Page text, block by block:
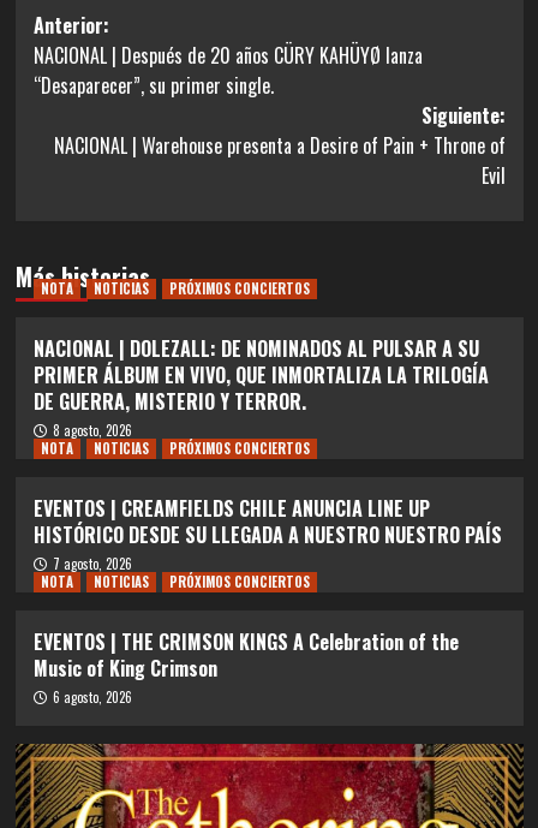
Navegación
de
entradas
Anterior:
NACIONAL | Después de 20 años CÜRY KAHÜYØ lanza
“Desaparecer”, su primer single.
Siguiente:
NACIONAL | Warehouse presenta a Desire of Pain + Throne of
Evil
Más historias
NOTA NOTICIAS PRÓXIMOS CONCIERTOS
NACIONAL | DOLEZALL: DE NOMINADOS AL PULSAR A SU
PRIMER ÁLBUM EN VIVO, QUE INMORTALIZA LA TRILOGÍA
DE GUERRA, MISTERIO Y TERROR.
8 agosto, 2026
NOTA
NOTICIAS PRÓXIMOS CONCIERTOS
EVENTOS | CREAMFIELDS CHILE ANUNCIA LINE UP
HISTÓRICO DESDE SU LLEGADA A NUESTRO NUESTRO PAÍS
7 agosto, 2026
NOTA
NOTICIAS PRÓXIMOS CONCIERTOS
EVENTOS | THE CRIMSON KINGS A Celebration of the
Music of King Crimson
6 agosto, 2026